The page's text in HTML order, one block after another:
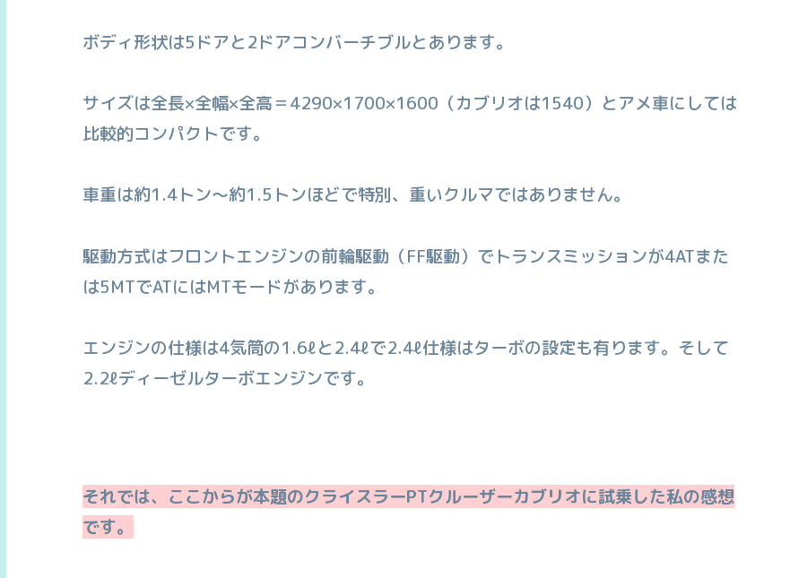
ボディ形状は5ドアと2ドアコンバーチブルとあります。
サイズは全長×全幅×全高＝4290×1700×1600（カブリオは1540）とアメ車にしては
比較的コンパクトです。
車重は約1.4トン〜約1.5トンほどで特別、重いクルマではありません。
駆動方式はフロントエンジンの前輪駆動（FF駆動）でトランスミッションが4ATまた
は5MTでATにはMTモードがあります。
エンジンの仕様は4気筒の1.6ℓと2.4ℓで2.4ℓ仕様はターボの設定も有ります。そして
2.2ℓディーゼルターボエンジンです。
それでは、ここからが本題のクライスラーPTクルーザーカブリオに試乗した私の感想
です。